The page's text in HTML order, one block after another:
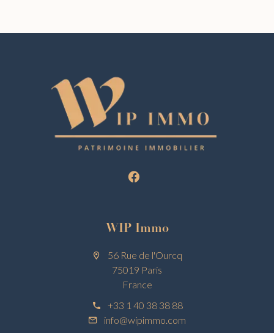
WIP Immo
56 Rue de l'Ourcq
75019 Paris
France
+33 1 40 38 38 88
info@wipimmo.com